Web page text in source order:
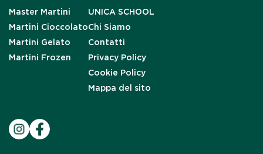
Master Martini
Martini Cioccolato
Martini Gelato
Martini Frozen
UNICA SCHOOL
Chi Siamo
Contatti
Privacy Policy
Cookie Policy
Mappa del sito